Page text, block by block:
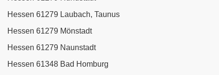
Hessen 61279 Laubach, Taunus
Hessen 61279 Mönstadt
Hessen 61279 Naunstadt
Hessen 61348 Bad Homburg